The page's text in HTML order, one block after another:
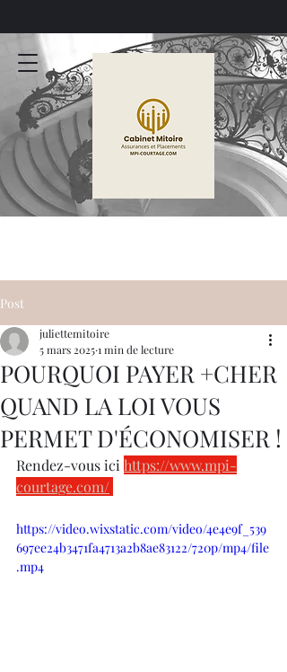
Post
POURQUOI PAYER +CHER
QUAND LA LOI VOUS
PERMET D'ÉCONOMISER !
juliettemitoire
5 mars 20251 min de lecture
Rendez-vous ici https://www.mpi-
courtage.com/
https://video.wixstatic.com/video/4e4e9f_539
697ee24b3471fa4713a2b8ae83122/720p/mp4/file
.mp4